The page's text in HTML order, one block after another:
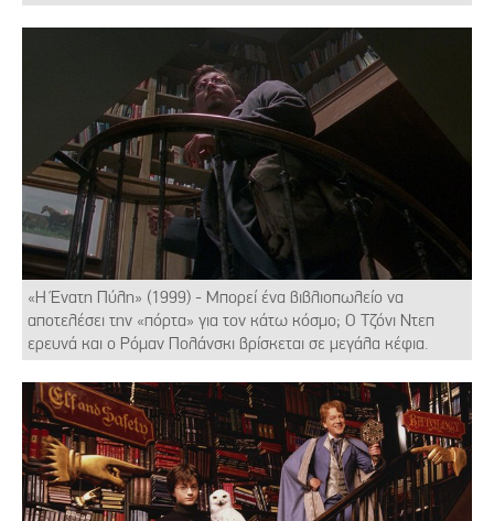
«Η Ένατη Πύλη» (1999) - Μπορεί ένα βιβλιοπωλείο να
αποτελέσει την «πόρτα» για τον κάτω κόσμο; Ο Τζόνι Ντεπ
ερευνά και ο Ρόμαν Πολάνσκι βρίσκεται σε μεγάλα κέφια.